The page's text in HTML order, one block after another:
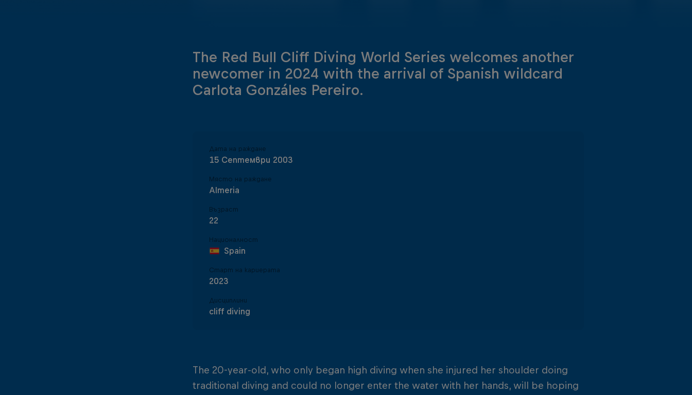
The Red Bull Cliff Diving World Series welcomes another
newcomer in 2024 with the arrival of Spanish wildcard
Carlota Gonzáles Pereiro.
Дата на раждане
15 Септември 2003
Място на раждане
Almeria
Възраст
22
Националност
Spain
Старт на кариерата
2023
Дисциплини
cliff diving
The 20-year-old, who only began high diving when she injured her shoulder doing
traditional diving and could no longer enter the water with her hands, will be hoping